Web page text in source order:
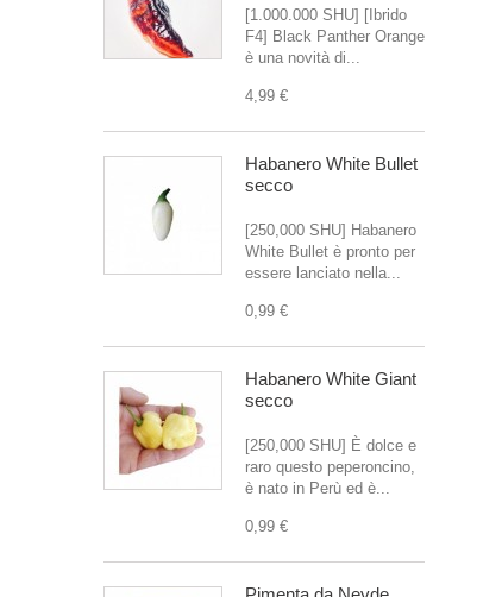
[1.000.000 SHU] [Ibrido
F4] Black Panther Orange
è una novità di...
4,99 €
Habanero White Bullet
secco
[250,000 SHU] Habanero
White Bullet è pronto per
essere lanciato nella...
0,99 €
Habanero White Giant
secco
[250,000 SHU] È dolce e
raro questo peperoncino,
è nato in Perù ed è...
0,99 €